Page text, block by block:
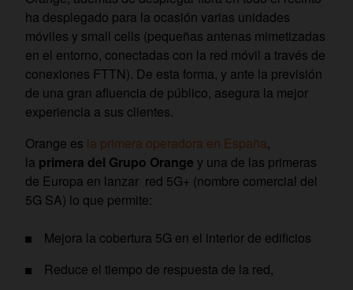
ha desplegado para la ocasión varias unidades
móviles y small cells (pequeñas antenas mimetizadas
en el entorno, conectadas con la red móvil a través de
conexiones FTTN). De esta forma, y ante la previsión
de una gran afluencia de público, asegura la mejor
experiencia a sus clientes.
Orange es la primera operadora en España,
la primera del Grupo Orange y una de las primeras
de Europa en lanzar red 5G+ (nombre comercial del
5G SA) lo que permite:
Mejora la cobertura 5G en el interior de edificios
Reduce el tiempo de respuesta de la red,